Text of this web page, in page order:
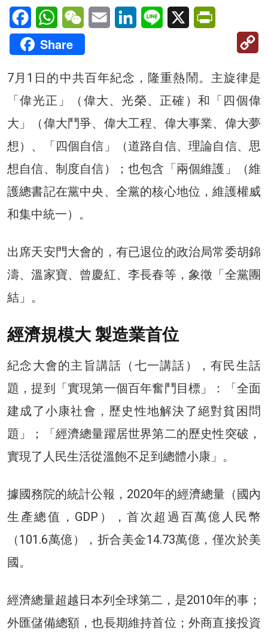
FacebookWhatsAppWeChatEmail LinkedInLine X
Share
7月1日的中共百年紀念，隆重熱鬧。主旋律是
「偉光正」（偉大、光榮、正確）和「四個偉
大」（偉大鬥爭、偉大工程、偉大事業、偉大夢
想）、「四個自信」（道路自信、理論自信、思
想自信、制度自信）；也包含「兩個維護」（維
護總書記在黨中央、全黨的核心地位，維護權威
和集中統一）。
出席天安門大會的，有已退位的政治局常委胡錦
濤、溫家寶、曾慶紅、李長春等，象徵「全黨團
結」。
經濟規模大 製造業首位
紀念大會的主旨講話（七一講話），有民生話
題，提到「實現第一個百年奮鬥目標」：「全面
建成了小康社會，歷史性地解決了絕對貧困問
題」；「經濟總量躍居世界第二的歷史性突破，
實現了人民生活從溫飽不足到總體小康」。
據國務院的統計公報，2020年的經濟總量（國內
生產總值，GDP），首次超過百萬億人民幣
（101.6萬億），折合美金14.73萬億，僅次於美
國。
經濟總量超越日本列全球第二，是2010年的事；
外匯儲備總額，也長期維持首位；外商直接投資